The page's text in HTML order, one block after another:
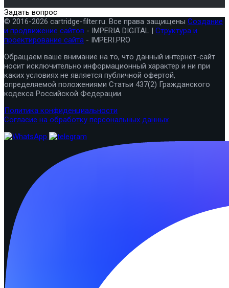
Задать вопрос
© 2016-2026 cartridge-filter.ru. Все права защищены Создание
и продвижение сайтов - IMPERIA DIGITAL | Структура и
проектирование сайта - IMPERI.PRO
Обращаем ваше внимание на то, что данный интернет-сайт
носит исключительно информационный характер и ни при
каких условиях не является публичной офертой,
определяемой положениями Статьи 437(2) Гражданского
кодекса Российской Федерации.
Политика конфиденциальности
Согласие на обработку персональных данных